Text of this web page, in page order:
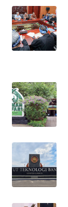
WN
TAPANULI
SELATAN
WN
KARO
WN
SIMALUNGUN
WN
LABUHANBATU